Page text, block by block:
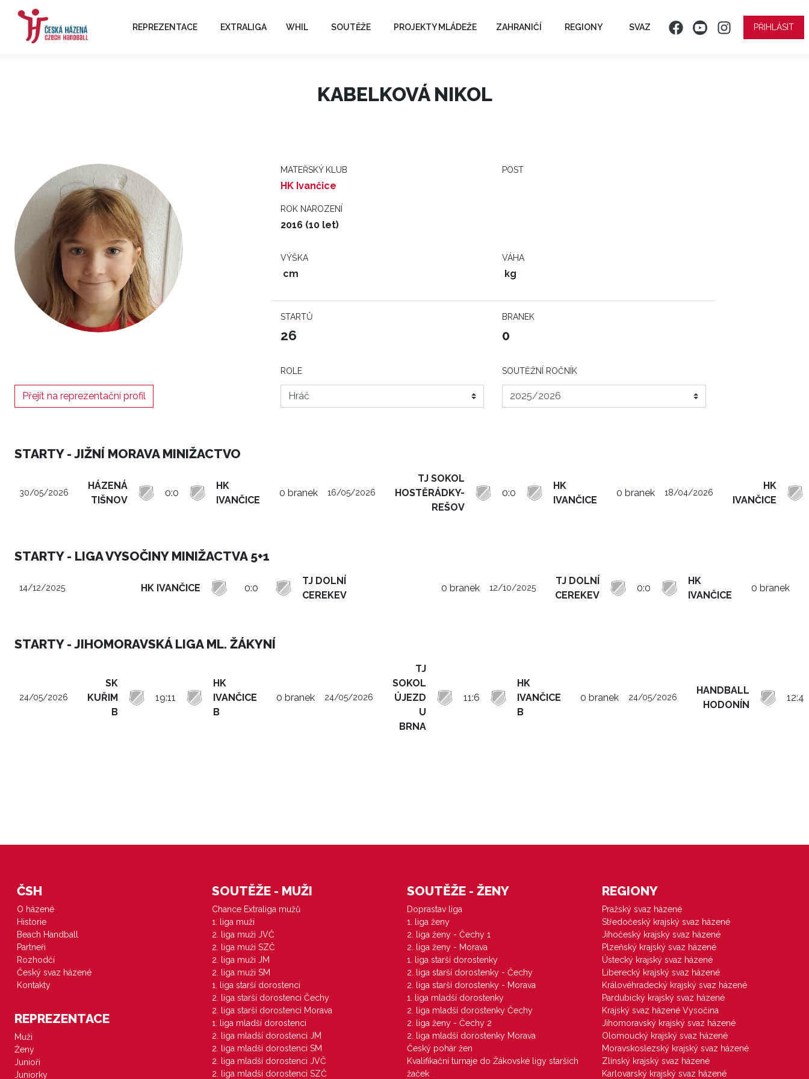
REPREZENTACE EXTRALIGA WHIL SOUTĚŽE PROJEKTY MLÁDEŽE ZAHRANIČÍ REGIONY SVAZ PŘIHLÁSIT
KABELKOVÁ NIKOL
MATEŘSKÝ KLUB
HK Ivančice
POST
ROK NAROZENÍ
2016 (10 let)
VÝŠKA
cm
VÁHA
kg
STARTŮ
26
BRANEK
0
Přejít na reprezentační profil
ROLE SOUTĚŽNÍ ROČNÍK
STARTY - JIŽNÍ MORAVA MINIŽACTVO
30/05/2026
HÁZENÁ
TIŠNOV
0:0
HK
IVANČICE
0 branek 16/05/2026
TJ SOKOL
HOSTĚRÁDKY-
REŠOV
0:0
HK
IVANČICE
0 branek 18/04/2026
HK
IVANČICE
STARTY - LIGA VYSOČINY MINIŽACTVA 5+1
14/12/2025 HK IVANČICE 0:0
TJ DOLNÍ
CEREKEV
0 branek 12/10/2025
TJ DOLNÍ
CEREKEV
0:0
HK
IVANČICE
0 branek
STARTY - JIHOMORAVSKÁ LIGA ML. ŽÁKYNÍ
24/05/2026
SK
KUŘIM
B
19:11
HK
IVANČICE
B
0 branek 24/05/2026
TJ
SOKOL
ÚJEZD
U
BRNA
11:6
HK
IVANČICE
B
0 branek 24/05/2026
HANDBALL
HODONÍN
12:4
ČSH
O házené
Historie
Beach Handball
Partneři
Rozhodčí
Český svaz házené
Kontakty
REPREZENTACE
Muži
Ženy
Junioři
Juniorky
SOUTĚŽE - MUŽI
Chance Extraliga mužů
1. liga muži
2. liga muži JVČ
2. liga muži SZČ
2. liga muži JM
2. liga muži SM
1. liga starší dorostenci
2. liga starší dorostenci Čechy
2. liga starší dorostenci Morava
1. liga mladší dorostenci
2. liga mladší dorostenci JM
2. liga mladší dorostenci SM
2. liga mladší dorostenci JVČ
2. liga mladší dorostenci SZČ
SOUTĚŽE - ŽENY
Doprastav liga
1. liga ženy
2. liga ženy - Čechy 1
2. liga ženy - Morava
1. liga starší dorostenky
2. liga starší dorostenky - Čechy
2. liga starší dorostenky - Morava
1. liga mladší dorostenky
2. liga mladší dorostenky Čechy
2. liga ženy - Čechy 2
2. liga mladší dorostenky Morava
Český pohár žen
Kvalifikační turnaje do Žákovské ligy starších
žaček
REGIONY
Pražský svaz házené
Středočeský krajský svaz házené
Jihočeský krajský svaz házené
Plzeňský krajský svaz házené
Ústecký krajský svaz házené
Liberecký krajský svaz házené
Královéhradecký krajský svaz házené
Pardubický krajský svaz házené
Krajský svaz házené Vysočina
Jihomoravský krajský svaz házené
Olomoucký krajský svaz házené
Moravskoslezský krajský svaz házené
Zlínský krajský svaz házené
Karlovarský krajský svaz házené